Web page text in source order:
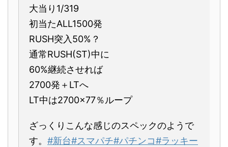
大当り1/319
初当たALL1500発
RUSH突入50%？
通常RUSH(ST)中に
60%継続させれば
2700発＋LTへ
LT中は2700×77％ループ
ざっくりこんな感じのスペックのようで
す。 #新台#スマパチ#パチンコ#ラッキー